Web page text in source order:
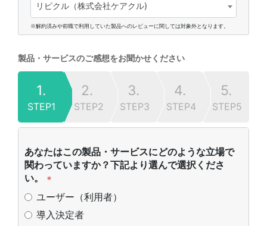
リピクル（株式会社ケアクル)
※解約済みや前職で利用していた製品へのレビューに関しては対象外となります。
製品・サービスのご感想をお聞かせください
1.
STEP1
2.
STEP2
3.
STEP3
4.
STEP4
5.
STEP5
あなたはこの製品・サービスにどのような立場で
関わっていますか？下記より選んで選択くださ
い。
*
ユーザー（利用者）
導入決定者